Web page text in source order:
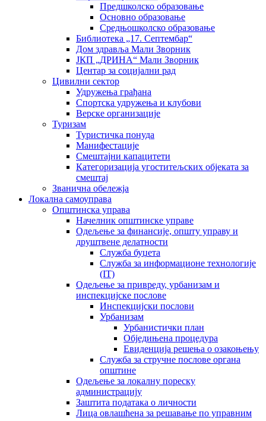
Предшколско образовање
Основно образовање
Средњошколско образовање
Библиотека „17. Септембар“
Дом здравља Мали Зворник
ЈКП „ДРИНА“ Мали Зворник
Центар за социјални рад
Цивилни сектор
Удружења грађана
Спортска удружења и клубови
Верске организације
Туризам
Туристичка понуда
Манифестације
Смештајни капацитети
Категоризација угоститељских објеката за
смештај
Званична обележја
Локална самоуправа
Општинска управа
Начелник општинске управе
Одељење за финансије, општу управу и
друштвене делатности
Служба буџета
Служба за информационе технологије
(IT)
Одељење за привреду, урбанизам и
инспекцијске послове
Инспекцијски послови
Урбанизам
Урбанистички план
Обједињена процедура
Евиденција решења о озакоњењу
Служба за стручне послове органа
општине
Одељење за локалну пореску
администрацију
Заштита података о личности
Лица овлашћена за решавање по управним